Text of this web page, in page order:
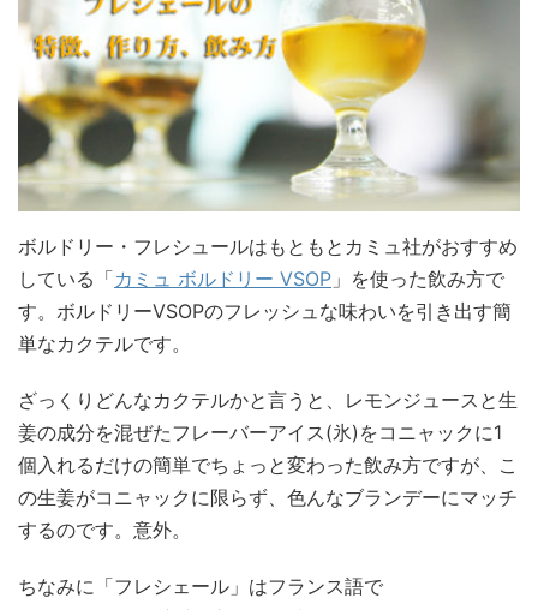
ボルドリー・フレシュールはもともとカミュ社がおすすめ
している「カミュ ボルドリー VSOP 」を使った飲み方で
す。ボルドリーVSOPのフレッシュな味わいを引き出す簡
単なカクテルです。
ざっくりどんなカクテルかと言うと、レモンジュースと生
姜の成分を混ぜたフレーバーアイス(氷)をコニャックに1
個入れるだけの簡単でちょっと変わった飲み方ですが、こ
の生姜がコニャックに限らず、色んなブランデーにマッチ
するのです。意外。
ちなみに「フレシェール」はフランス語で